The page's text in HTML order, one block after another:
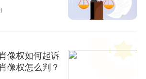
像权如何起诉
像权怎么判？